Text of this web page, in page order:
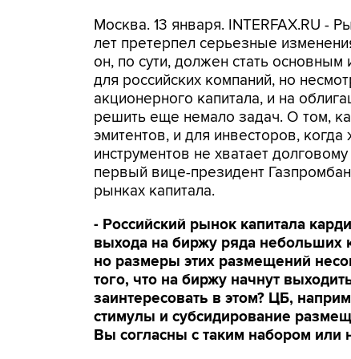
Москва. 13 января. INTERFAX.RU -
лет претерпел серьезные
он, по сути, должен стать
для российских компаний, но
акционерного капитала, и на
решить еще немало задач. О том,
эмитентов, и для инвесторов,
инструментов не хватает
первый вице-президент
рынках капитала.
- Российский рынок капитала
выхода на биржу ряда небольших
но размеры этих размещений
того, что на биржу начнут
заинтересовать в этом? ЦБ,
стимулы и субсидирование
Вы согласны с таким набором или